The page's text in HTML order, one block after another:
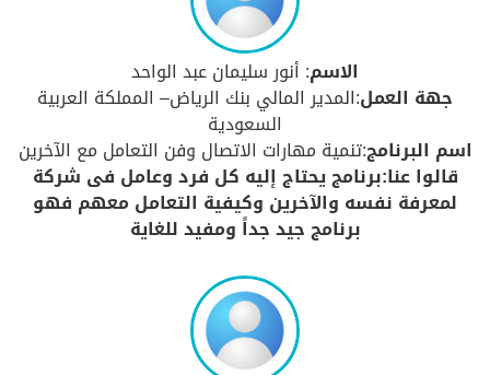
الاسم: أنور سليمان عبد الواحد
جهة العمل:المدير المالي بنك الرياض– المملكة العربية
السعودية
اسم البرنامج:تنمية مهارات الاتصال وفن التعامل مع الآخرين
قالوا عنا:برنامج يحتاج إليه كل فرد وعامل فى شركة
لمعرفة نفسه والآخرين وكيفية التعامل معهم فهو
برنامج جيد جداً ومفيد للغاية